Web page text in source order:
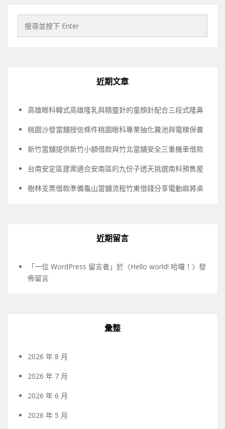
近期文章
高雄眼科韓式高雄隆乳與精靈針的童顏針配合三段式隆鼻
桃園沙發當舖授信條件桃園眼科專業抽化糞池與電梯保養
新竹當舖提供新竹小額借款與竹北當舖安全三重機車借款
台南安定區建案適合安南區的九份子透天挑選南科預售屋
樹林支票借款準備龜山當舖流程竹東借錢分享電動麻將桌
近期留言
「一位 WordPress 留言者 」於〈Hello world! 哈囉！ 〉發
佈留言
彙整
2026 年 8 月
2026 年 7 月
2026 年 6 月
2026 年 5 月